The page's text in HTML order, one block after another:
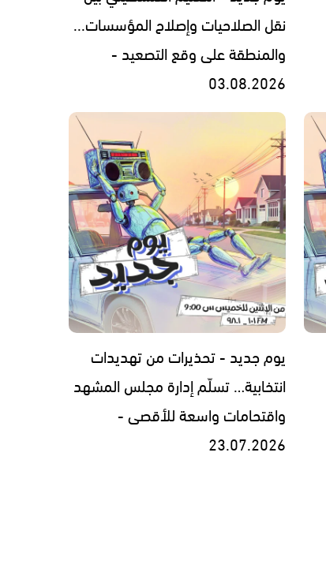
نقل الصلاحيات وإصلاح المؤسسات...
والمنطقة على وقع التصعيد -
03.08.2026
يوم جديد - تحذيرات من تهديدات
انتخابية… تسلّم إدارة مجلس المشهد
واقتحامات واسعة للأقصى -
23.07.2026